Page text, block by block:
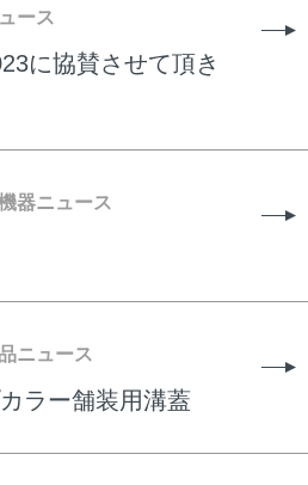
ース
に協賛させて頂き
器ニュース
ニュース
ラー舗装用溝蓋